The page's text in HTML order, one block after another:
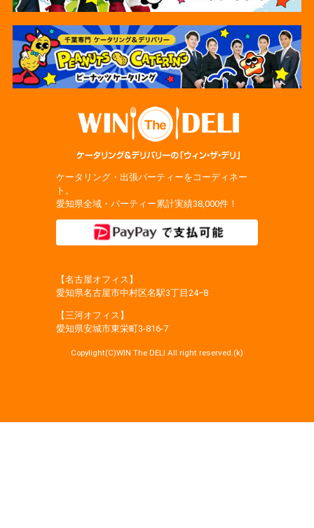
ケータリング・出張パーティーをコーディネー
ト。
愛知県全域・パーティー累計実績38,000件！
【名古屋オフィス】
愛知県名古屋市中村区名駅3丁目24−8
【三河オフィス】
愛知県安城市東栄町3‐816‐7
Copylight(C)WIN The DELI All right reserved.(k)